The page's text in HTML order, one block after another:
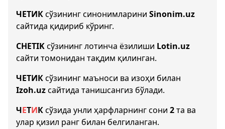
ЧЕТИКсўзининг синонимларини Sinonim.uz
сайтида қидириб кўринг.
CHETIKсўзининг лотинча ёзилиши Lotin.uz
сайти томонидан тақдим қилинган.
ЧЕТИКсўзининг маъноси ва изоҳи билан
Izoh.uzсайтида танишсангиз бўлади.
ЧЕТИКсўзида унли ҳарфларнинг сони 2та ва
улар қизил ранг билан белгиланган.